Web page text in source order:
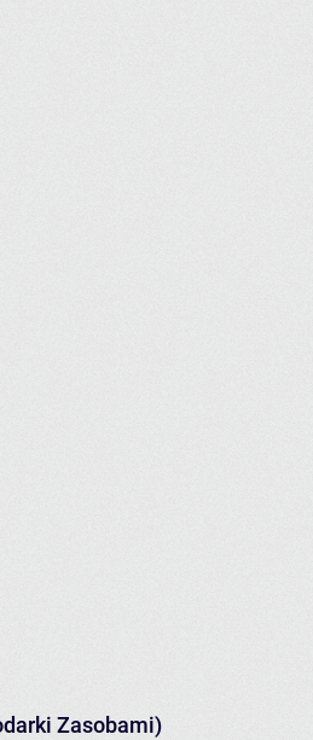
Zasobami)